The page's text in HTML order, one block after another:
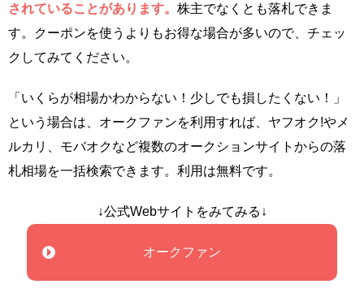
されていることがあります。 株主でなくとも落札できま
す。クーポンを使うよりもお得な場合が多いので、チェッ
クしてみてください。
「いくらが相場かわからない！少しでも損したくない！」
という場合は、オークファンを利用すれば、ヤフオク!やメ
ルカリ、モバオクなど複数のオークションサイトからの落
札相場を一括検索できます。利用は無料です。
↓公式Webサイトをみてみる↓
オークファン